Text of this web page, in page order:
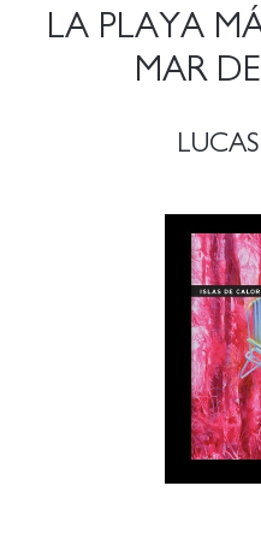
LA PLAYA
MAR